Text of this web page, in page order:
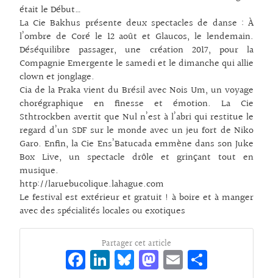
était le Début…
La Cie Bakhus présente deux spectacles de danse : À
l’ombre de Coré le 12 août et Glaucos, le lendemain.
Déséquilibre passager, une création 2017, pour la
Compagnie Emergente le samedi et le dimanche qui allie
clown et jonglage.
Cia de la Praka vient du Brésil avec Nois Um, un voyage
chorégraphique en finesse et émotion. La Cie
Sthtrockben avertit que Nul n’est à l’abri qui restitue le
regard d’un SDF sur le monde avec un jeu fort de Niko
Garo. Enfin, la Cie Ens’Batucada emmène dans son Juke
Box Live, un spectacle drôle et grinçant tout en
musique.
http://laruebucolique.lahague.com
Le festival est extérieur et gratuit ! à boire et à manger
avec des spécialités locales ou exotiques
Partager cet article
Fa Li Bl M E